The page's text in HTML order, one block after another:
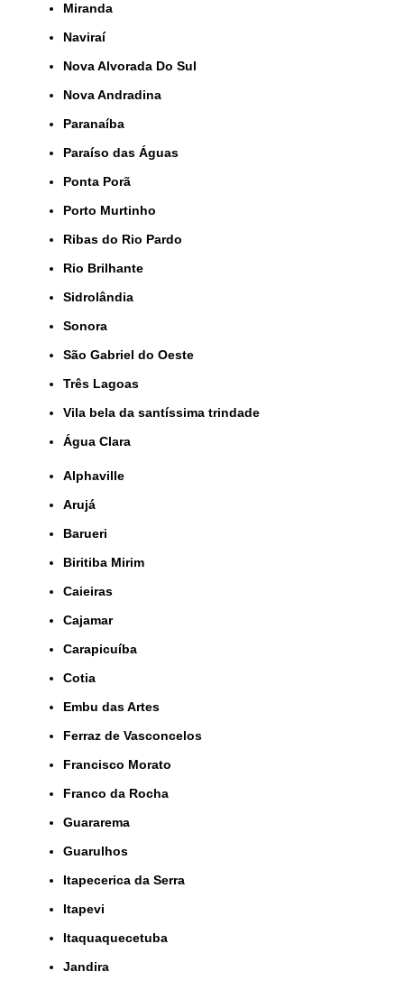
Miranda
Naviraí
Nova Alvorada Do Sul
Nova Andradina
Paranaíba
Paraíso das Águas
Ponta Porã
Porto Murtinho
Ribas do Rio Pardo
Rio Brilhante
Sidrolândia
Sonora
São Gabriel do Oeste
Três Lagoas
Vila bela da santíssima trindade
Água Clara
Alphaville
Arujá
Barueri
Biritiba Mirim
Caieiras
Cajamar
Carapicuíba
Cotia
Embu das Artes
Ferraz de Vasconcelos
Francisco Morato
Franco da Rocha
Guararema
Guarulhos
Itapecerica da Serra
Itapevi
Itaquaquecetuba
Jandira